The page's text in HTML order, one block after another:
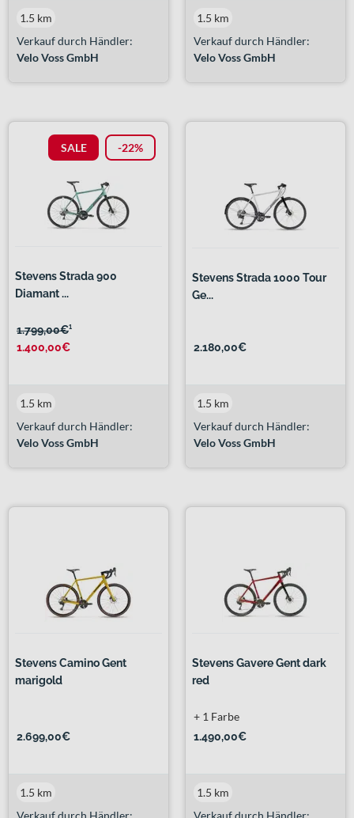
Verkauf durch Händler:
Velo Voss GmbH
1.5 km
Verkauf durch Händler:
Velo Voss GmbH
1.5 km
SALE -22%
Stevens Strada 900
Diamant ...
1.799,00€¹
1.400,00€
Verkauf durch Händler:
Velo Voss GmbH
1.5 km
Stevens Strada 1000 Tour
Ge...
2.180,00€
Verkauf durch Händler:
Velo Voss GmbH
1.5 km
Stevens Camino Gent
marigold
2.699,00€
Verkauf durch Händler:
1.5 km
Stevens Gavere Gent dark
red
1.490,00€
+ 1 Farbe
Verkauf durch Händler:
1.5 km